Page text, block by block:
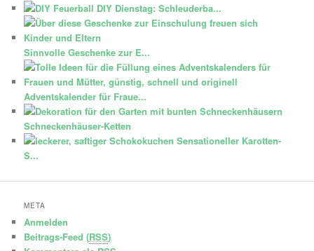
DIY Dienstag: Schleuderba...
Sinnvolle Geschenke zur E...
Adventskalender für Fraue...
Schneckenhäuser-Ketten
Sensationeller Karotten-
S...
META
Anmelden
Beitrags-Feed (RSS)